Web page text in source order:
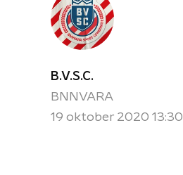
B.V.S.C.
BNNVARA
19 oktober 2020